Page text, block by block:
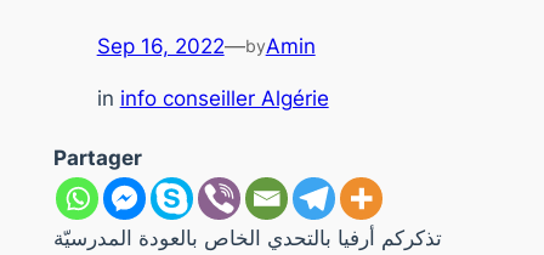
Sep 16, 2022—byAmin
in info conseiller Algérie
Partager
تذكركم أرفيا بالتحدي الخاص بالعودة المدرسيّة